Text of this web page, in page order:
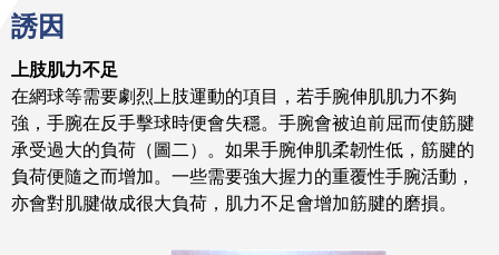
誘因
上肢肌力不足
在網球等需要劇烈上肢運動的項目，若手腕伸肌肌力不夠
強，手腕在反手擊球時便會失穩。手腕會被迫前屈而使筋腱
承受過大的負荷（圖二）。如果手腕伸肌柔韌性低，筋腱的
負荷便隨之而增加。一些需要強大握力的重覆性手腕活動，
亦會對肌腱做成很大負荷，肌力不足會增加筋腱的磨損。